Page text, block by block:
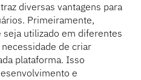
diversas vantagens para
Primeiramente,
utilizado em diferentes
de criar
plataforma. Isso
e